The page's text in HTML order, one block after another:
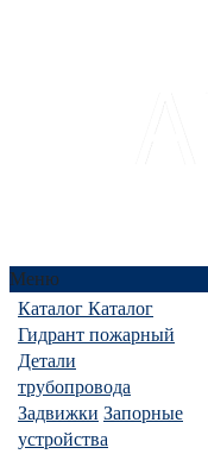
Меню
Каталог Каталог
Гидрант пожарный
Детали
трубопровода
Задвижки Запорные
устройства